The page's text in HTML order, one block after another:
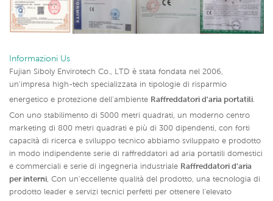
Informazioni Us
Fujian Siboly Envirotech Co., LTD è stata fondata nel 2006,
un'impresa high-tech specializzata in tipologie di risparmio
energetico e protezione dell'ambiente Raffreddatori d'aria portatili.
Con uno stabilimento di 5000 metri quadrati, un moderno centro
marketing di 800 metri quadrati e più di 300 dipendenti, con forti
capacità di ricerca e sviluppo tecnico abbiamo sviluppato e prodotto
in modo indipendente serie di raffreddatori ad aria portatili domestici
e commerciali e serie di ingegneria industriale Raffreddatori d'aria
per interni, Con un'eccellente qualità del prodotto, una tecnologia di
prodotto leader e servizi tecnici perfetti per ottenere l'elevato